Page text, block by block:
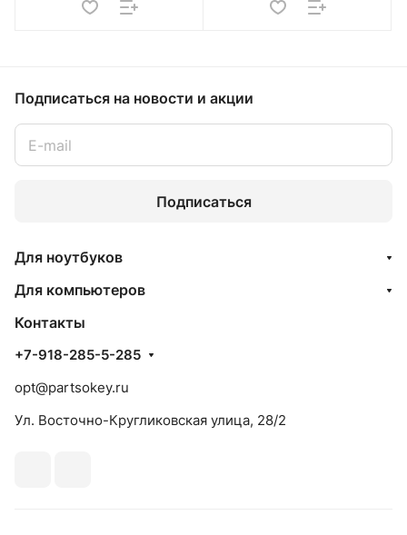
Подписаться на новости и акции
Подписаться
Для ноутбуков
Для компьютеров
Контакты
+7-918-285-5-285
opt@partsokey.ru
Ул. Восточно-Кругликовская улица, 28/2